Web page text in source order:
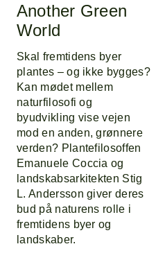
Another Green
World
Skal fremtidens byer
plantes – og ikke bygges?
Kan mødet mellem
naturfilosofi og
byudvikling vise vejen
mod en anden, grønnere
verden? Plantefilosoffen
Emanuele Coccia og
landskabsarkitekten Stig
L. Andersson giver deres
bud på naturens rolle i
fremtidens byer og
landskaber.